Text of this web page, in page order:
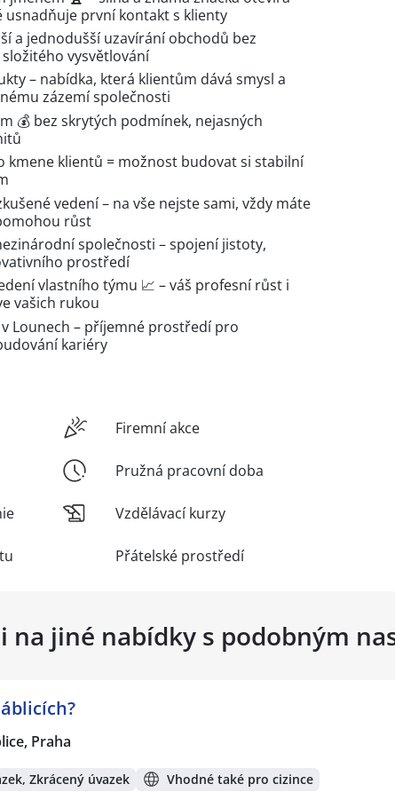
usnadňuje první kontakt s klienty
a jednodušší uzavírání obchodů bez
vysvětlování
– nabídka, která klientům dává smysl a
zázemí společnosti
💰 bez skrytých podmínek, nejasných
kmene klientů = možnost budovat si stabilní
vedení – na vše nejste sami, vždy máte
růst
společnosti – spojení jistoty,
prostředí
vlastního týmu 📈 – váš profesní růst i
vašich rukou
Lounech – příjemné prostředí pro
kariéry
Firemní akce
Pružná pracovní doba
Vzdělávací kurzy
Přátelské prostředí
na jiné nabídky s podobným
Praha
Zkrácený úvazek Vhodné také pro cizince